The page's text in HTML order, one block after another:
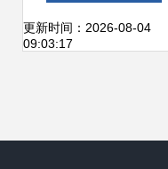
务指南
更新时间：2026-08-04
09:03:17